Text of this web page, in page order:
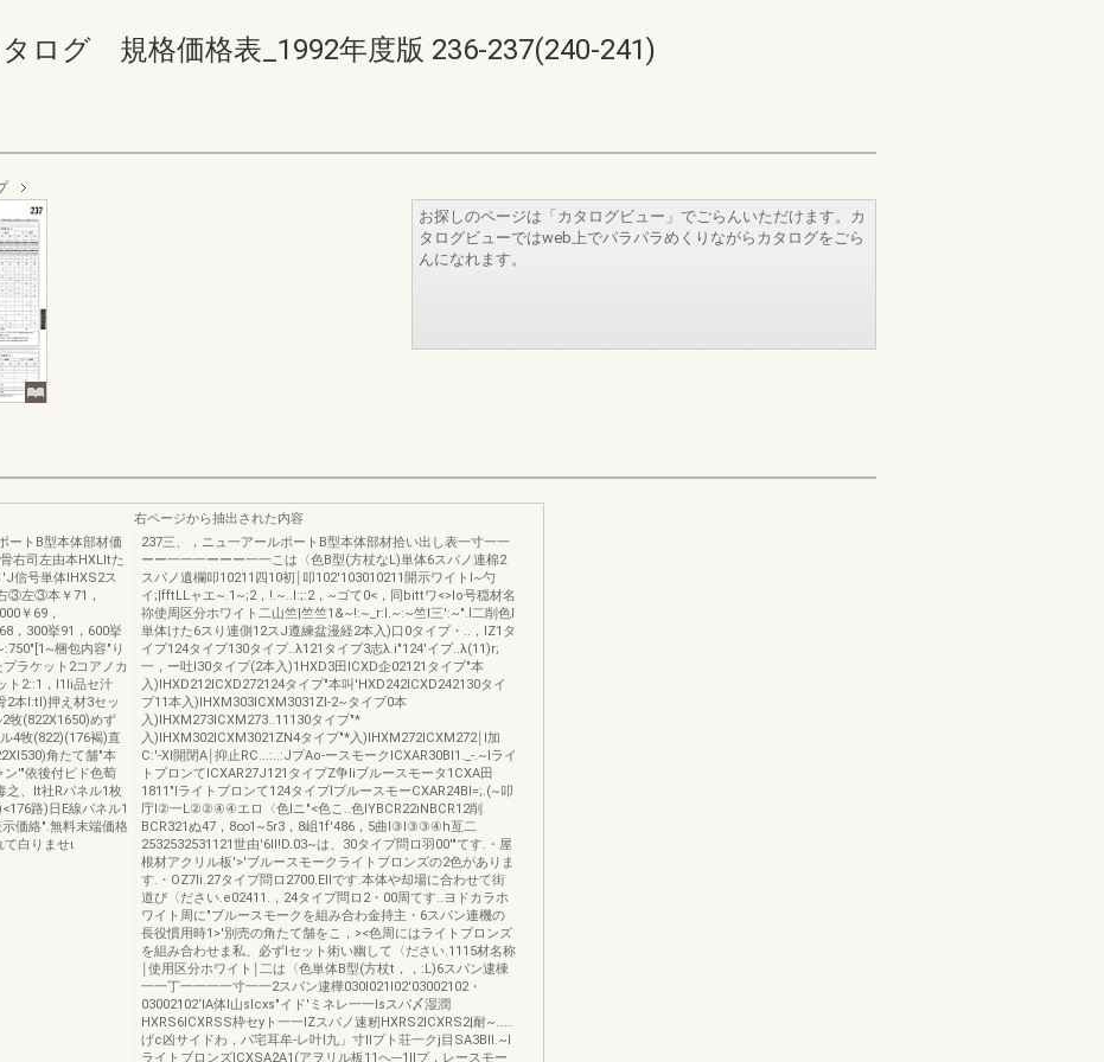
ログ 規格価格表_1992年度版 236-237(240-241)
お探しのページは「カタログビュー」でごらんいただけます。カ
タログビューではweb上でパラパラめくりながらカタログをごら
んになれます。
ートB型本体部材価
右司左由本HXLItた
信号単体IHXS2ス
③左③本￥71，
￥69，
，300挙91，600挙
梱包内容"り
ラケット2コアノカ
ト2::1，l1li品セ汁
2本l:tl)押え材3セッ
牧(822X1650)めず
4牧(822)(176褐)直
角たて舗"本
'"依後付ピド色萄
之、It社Rパネル1枚
路)日E線パネル1
価絡".無料末端価格
白りませι
右ページから抽出された内容
237三、，ニュ一アールポートB型本体部材拾い出し表一寸一一
ーー一一一ーーー一一こは〈色B型(方杖なL)単体6スパノ連棉2
スパノ遺欄叩10211四10初￨叩102'103010211開示ワイトI~勺
イ;|fftLLャエ~.1~;2，!.~..I:;:2，~ゴて0<，同bittワ<>Io号穏材名
祢使周区分ホワイト二山竺|竺竺1&~!:~_r:I.~:~竺l三':~".I二削色l
単体けた6スり連側12スJ遵練盆漫経2本入)口0タイプ・..，IZ1タ
イプ124タイプ130タイプ..λ121タイプ3志λ.i"124'イプ..λ(11)r;
一，ー吐I30タイプ(2本入)1HXD3田ICXD企02121タイプ"本
入)IHXD212ICXD272124タイプ"本叫'HXD242ICXD242130タイ
プ11本入)IHXM303ICXM3031Zl-2~タイプ0本
入)IHXM273ICXM273..11130タイプ"*
入)IHXM302ICXM3021ZN4タイプ"*入)IHXM272ICXM272￨l加
C:'-XI開閉A￨抑止RC...:..:JプAo-ースモークICXAR30BI1._-.~Iライ
トプロンてICXAR27J121タイプZ争liブルースモータ1CXA田
1811"lライトプロンて124タイプlブルースモーCXAR24BI=;.(~叩
庁l②一L②②④④エロ〈色lニ"<色こ..色lYBCR22iNBCR12削
BCR321ぬ47，8∞1~5r3，8岨1f'486，5曲l③l③③④h亙二
2532532531121世由'6II!D.03~は、30タイプ問ロ羽00'"てす.・屋
根材アクリル板'>'ブルースモークライトブロンズの2色がありま
す.・OZ7Ii.27タイプ問ロ2700.EIIです.本体や却場に合わせて街
道ぴ〈ださい.e02411.，24タイプ問ロ2・00周てす..ヨドカラホ
ワイト周に"ブルースモークを組み合わ金持主・6スパン連機の
長役慣用時1>'別売の角たて舗をこ，><色周にはライトブロンズ
を組み合わせま私、必ずlセット術い幽して〈ださい.1115材名称
￨使用区分ホワイト￨二は〈色単体B型(方杖t，，:L)6スパン逮棟
一一丁一一一一寸一一2スパン逮樺030I021I02'03002102・
03002102‘lA体l山sIcxs"イド'ミネレ一一lsスパ〆湿潤
HXRS6ICXRSS枠セyト一一lZスパノ速籾HXRS2ICXRS2|耐~……
げc凶サイドわ，パ宅耳牟-レ叶l九」寸llプト荘一クj目SA3BII.~I
ライトブロンズICXSA2A1(アヲリル板11へ---1llプ，レースモー